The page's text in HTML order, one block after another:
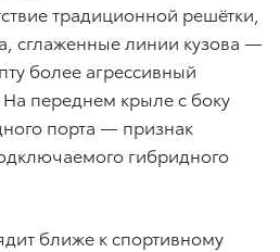
традиционной решётки,
сглаженные линии кузова —
более агрессивный
переднем крыле с боку
порта — признак
гибридного
ближе к спортивному